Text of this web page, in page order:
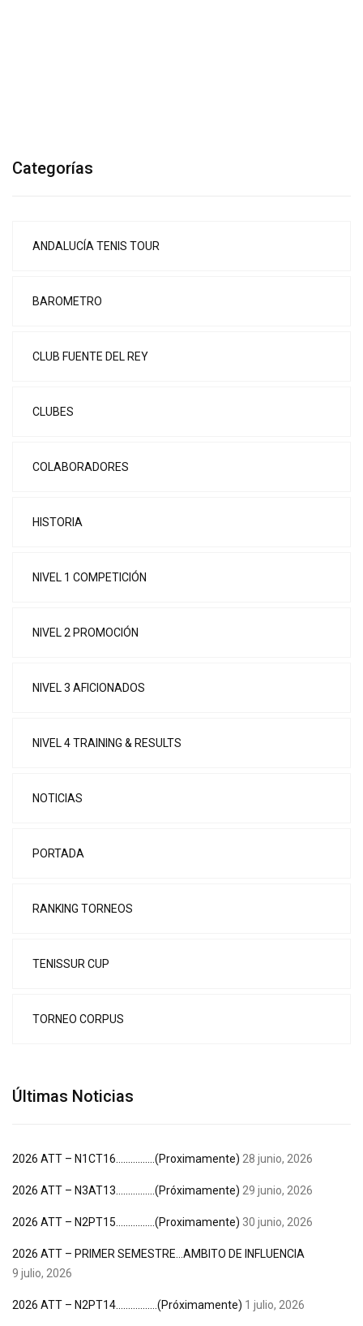
Categorías
ANDALUCÍA TENIS TOUR
BAROMETRO
CLUB FUENTE DEL REY
CLUBES
COLABORADORES
HISTORIA
NIVEL 1 COMPETICIÓN
NIVEL 2 PROMOCIÓN
NIVEL 3 AFICIONADOS
NIVEL 4 TRAINING & RESULTS
NOTICIAS
PORTADA
RANKING TORNEOS
TENISSUR CUP
TORNEO CORPUS
Últimas Noticias
2026 ATT – N1CT16…………….(Proximamente) 28 junio, 2026
2026 ATT – N3AT13…………….(Próximamente) 29 junio, 2026
2026 ATT – N2PT15…………….(Proximamente) 30 junio, 2026
2026 ATT – PRIMER SEMESTRE…AMBITO DE INFLUENCIA
9 julio, 2026
2026 ATT – N2PT14……………..(Próximamente) 1 julio, 2026